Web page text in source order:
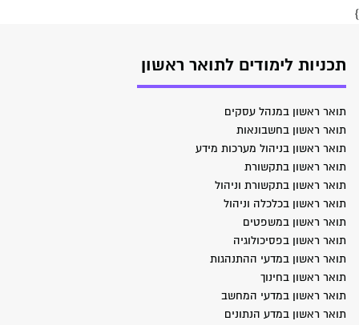
}
תכניות לימודים לתואר ראשון
תואר ראשון במנהל עסקים
תואר ראשון בחשבונאות
תואר ראשון בניהול מערכות מידע
תואר ראשון בתקשורת
תואר ראשון בתקשורת וניהול
תואר ראשון בכלכלה וניהול
תואר ראשון במשפטים
תואר ראשון בפסיכולוגיה
תואר ראשון במדעי ההתנהגות
תואר ראשון בחינוך
תואר ראשון במדעי המחשב
תואר ראשון במדע הנתונים